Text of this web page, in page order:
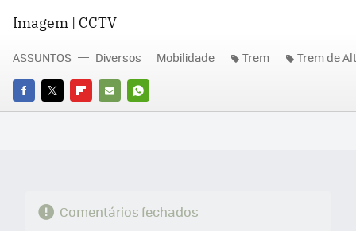
Imagem | CCTV
FACEBOOK
TWITTERFLIPBOARD
E-
WHATSAPP
ASSUNTOS Diversos Mobilidade Trem Trem de
Comentários fechados